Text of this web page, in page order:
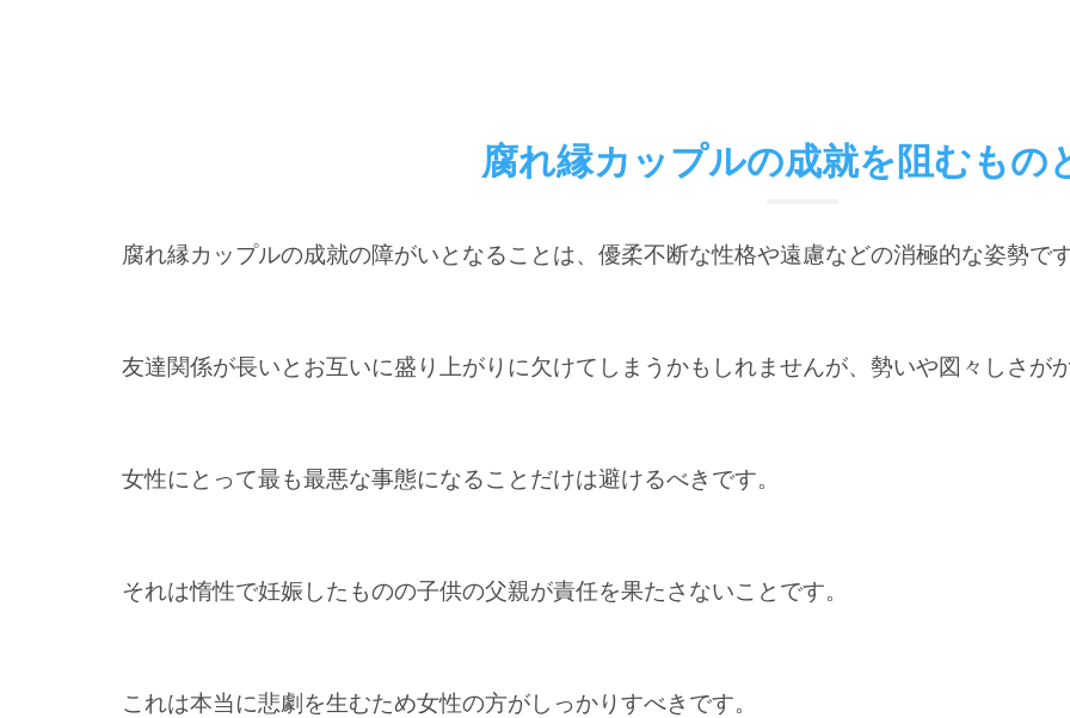
腐れ縁カップルの成就を阻むもの
腐れ縁カップルの成就の障がいとなることは、優柔不断な性格や遠慮などの消極的な姿勢です
友達関係が長いとお互いに盛り上がりに欠けてしまうかもしれませんが、勢いや図々しさが
女性にとって最も最悪な事態になることだけは避けるべきです。
それは惰性で妊娠したものの子供の父親が責任を果たさないことです。
これは本当に悲劇を生むため女性の方がしっかりすべきです。